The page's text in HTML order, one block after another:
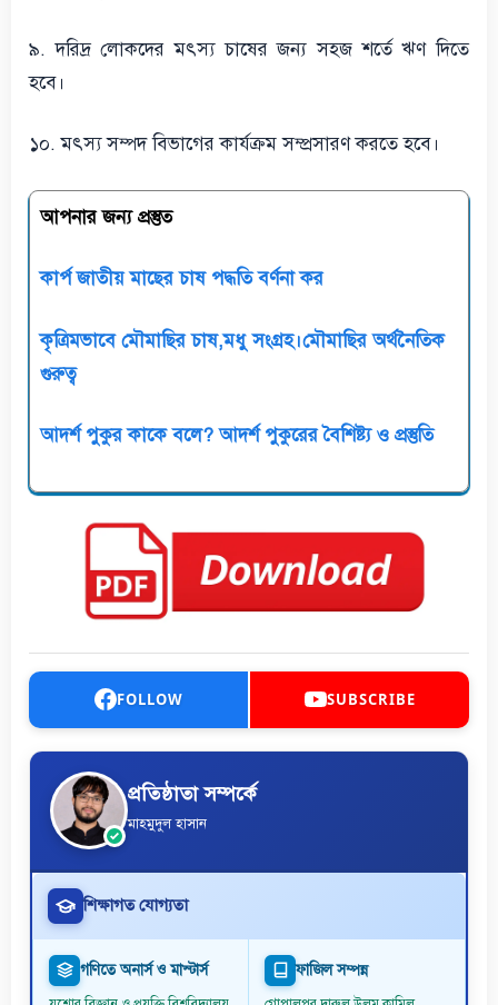
৯. দরিদ্র লোকদের মৎস্য চাষের জন্য সহজ শর্তে ঋণ দিতে
হবে।
১০. মৎস্য সম্পদ বিভাগের কার্যক্রম সম্প্রসারণ করতে হবে।
আপনার জন্য প্রস্তুত
কার্প জাতীয় মাছের চাষ পদ্ধতি বর্ণনা কর
কৃত্রিমভাবে মৌমাছির চাষ,মধু সংগ্রহ।মৌমাছির অর্থনৈতিক
গুরুত্ব
আদর্শ পুকুর কাকে বলে? আদর্শ পুকুরের বৈশিষ্ট্য ও প্রস্তুতি
FOLLOW SUBSCRIBE
প্রতিষ্ঠাতা সম্পর্কে
মাহমুদুল হাসান
শিক্ষাগত যোগ্যতা
গণিতে অনার্স ও মাস্টার্স ফাজিল সম্পন্ন